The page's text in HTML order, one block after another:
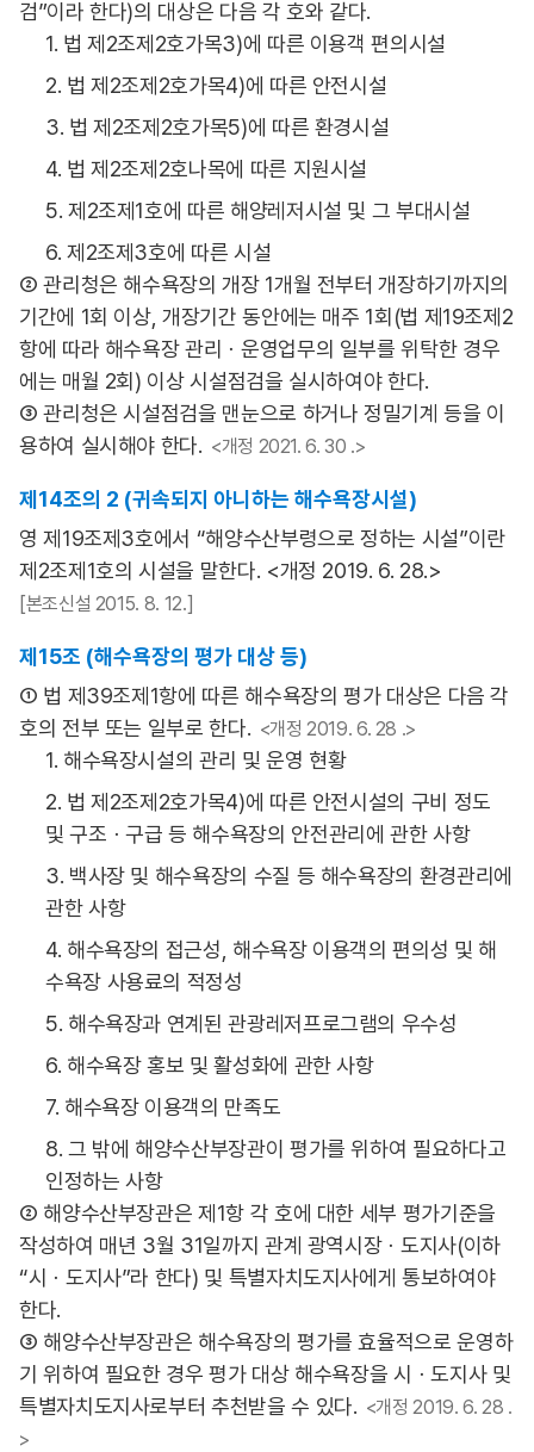
검”이라 한다)의 대상은 다음 각 호와 같다.
1. 법 제2조제2호가목3)에 따른 이용객 편의시설
2. 법 제2조제2호가목4)에 따른 안전시설
3. 법 제2조제2호가목5)에 따른 환경시설
4. 법 제2조제2호나목에 따른 지원시설
5. 제2조제1호에 따른 해양레저시설 및 그 부대시설
6. 제2조제3호에 따른 시설
② 관리청은 해수욕장의 개장 1개월 전부터 개장하기까지의
기간에 1회 이상, 개장기간 동안에는 매주 1회(법 제19조제2
항에 따라 해수욕장 관리ㆍ운영업무의 일부를 위탁한 경우
에는 매월 2회) 이상 시설점검을 실시하여야 한다.
③ 관리청은 시설점검을 맨눈으로 하거나 정밀기계 등을 이
용하여 실시해야 한다. <개정 2021. 6. 30 .>
제14조의 2 (귀속되지 아니하는 해수욕장시설)
영 제19조제3호에서 “해양수산부령으로 정하는 시설”이란
제2조제1호의 시설을 말한다. <개정 2019. 6. 28.>
[본조신설 2015. 8. 12.]
제15조 (해수욕장의 평가 대상 등)
① 법 제39조제1항에 따른 해수욕장의 평가 대상은 다음 각
호의 전부 또는 일부로 한다. <개정 2019. 6. 28 .>
1. 해수욕장시설의 관리 및 운영 현황
2. 법 제2조제2호가목4)에 따른 안전시설의 구비 정도
및 구조ㆍ구급 등 해수욕장의 안전관리에 관한 사항
3. 백사장 및 해수욕장의 수질 등 해수욕장의 환경관리에
관한 사항
4. 해수욕장의 접근성, 해수욕장 이용객의 편의성 및 해
수욕장 사용료의 적정성
5. 해수욕장과 연계된 관광레저프로그램의 우수성
6. 해수욕장 홍보 및 활성화에 관한 사항
7. 해수욕장 이용객의 만족도
8. 그 밖에 해양수산부장관이 평가를 위하여 필요하다고
인정하는 사항
② 해양수산부장관은 제1항 각 호에 대한 세부 평가기준을
작성하여 매년 3월 31일까지 관계 광역시장ㆍ도지사(이하
“시ㆍ도지사”라 한다) 및 특별자치도지사에게 통보하여야
한다.
③ 해양수산부장관은 해수욕장의 평가를 효율적으로 운영하
기 위하여 필요한 경우 평가 대상 해수욕장을 시ㆍ도지사 및
특별자치도지사로부터 추천받을 수 있다. <개정 2019. 6. 28 .
>